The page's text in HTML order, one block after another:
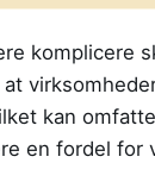
komplicere
kan
en fordel for